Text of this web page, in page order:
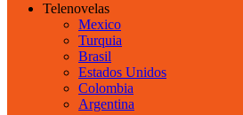
Telenovelas
Mexico
Turquia
Brasil
Estados Unidos
Colombia
Argentina